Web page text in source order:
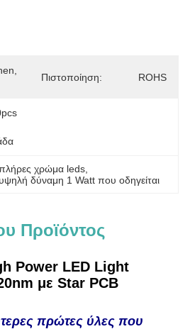
Πιστοποίηση: ROHS
χρώμα leds
υψηλή δύναμη 1 Watt που οδηγείται
Προϊόντος
Power LED Light
με Star PCB
πρώτες ύλες που